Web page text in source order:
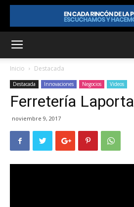
Inicio Destacada
Destacada Innovaciones Negocios Videos
Ferretería Laporta
noviembre 9, 2017